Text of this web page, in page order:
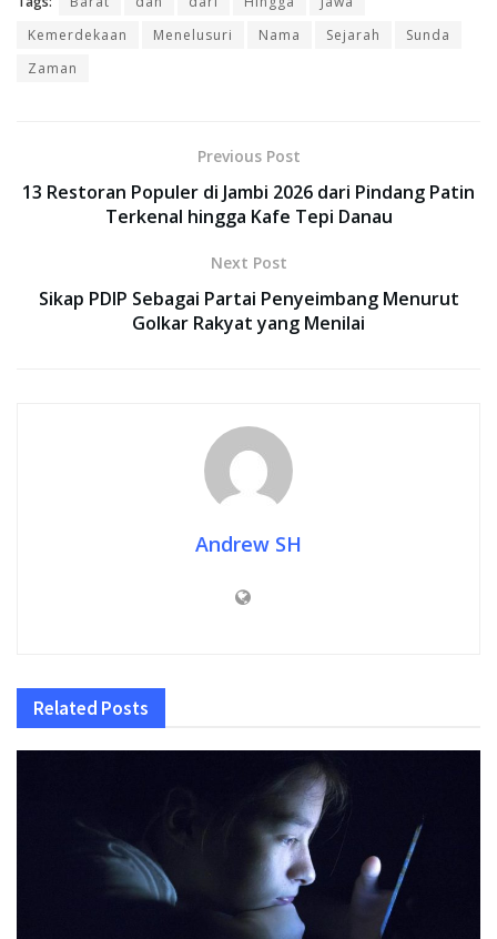
Kemerdekaan
Menelusuri Nama Sejarah
Sunda
Zaman
Previous Post
13 Restoran Populer di Jambi 2026 dari Pindang Patin
Terkenal hingga Kafe Tepi Danau
Next Post
Sikap PDIP Sebagai Partai Penyeimbang Menurut
Golkar Rakyat yang Menilai
Andrew SH
Related Posts